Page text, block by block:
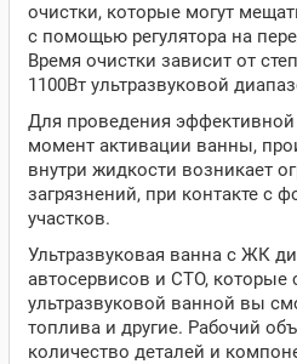
очистки, которые могут
с помощью регулятора на
Время очистки зависит от
1100Вт ультразвуковой
Для проведения эффективной
момент активации ванны,
внутри жидкости возникает
загрязнений, при контакте с
участков.
Ультразвуковая ванна с ЖК
автосервисов и СТО, которые
ультразвуковой ванной вы
топлива и другие. Рабочий
количество деталей и